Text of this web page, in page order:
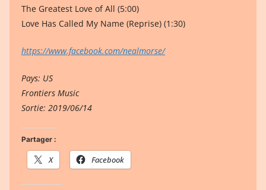
The Greatest Love of All (5:00)
Love Has Called My Name (Reprise) (1:30)
https://www.facebook.com/nealmorse/
Pays: US
Frontiers Music
Sortie: 2019/06/14
Partager :
X Facebook